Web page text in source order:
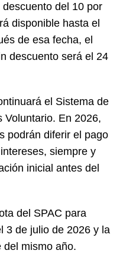
del 10 por
disponible hasta el
de esa fecha, el
descuento será el 24
el Sistema de
Voluntario. En 2026,
podrán diferir el pago
siempre y
inicial antes del
del SPAC para
3 de julio de 2026 y la
del mismo año.